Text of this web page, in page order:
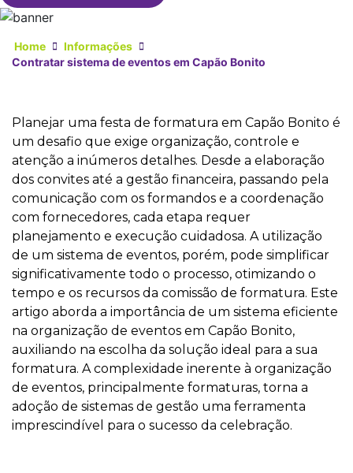
Home
Informações
Contratar sistema de eventos em Capão Bonito
Planejar uma festa de formatura em Capão Bonito é
um desafio que exige organização, controle e
atenção a inúmeros detalhes. Desde a elaboração
dos convites até a gestão financeira, passando pela
comunicação com os formandos e a coordenação
com fornecedores, cada etapa requer
planejamento e execução cuidadosa. A utilização
de um sistema de eventos, porém, pode simplificar
significativamente todo o processo, otimizando o
tempo e os recursos da comissão de formatura. Este
artigo aborda a importância de um sistema eficiente
na organização de eventos em Capão Bonito,
auxiliando na escolha da solução ideal para a sua
formatura. A complexidade inerente à organização
de eventos, principalmente formaturas, torna a
adoção de sistemas de gestão uma ferramenta
imprescindível para o sucesso da celebração.